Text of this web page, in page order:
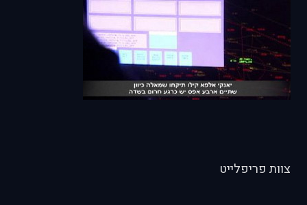
צוות פריפלייט